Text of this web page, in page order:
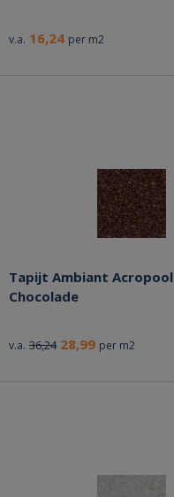
v.a. 16,24 per m2
Tapijt Ambiant Acropool
Chocolade
v.a. 36,24 28,99 per m2